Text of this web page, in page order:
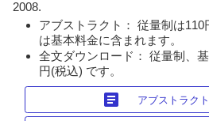
2008.
アブストラクト： 従量制は110
は基本料金に含まれます。
全文ダウンロード： 従量制、
円(税込) です。
article アブストラク